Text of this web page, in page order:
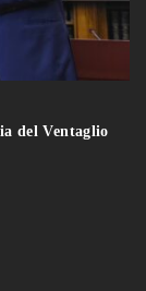
del Ventaglio